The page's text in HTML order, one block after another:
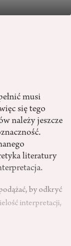
musi
się tego
należy jeszcze
literatury
by odkryć
interpretacji,